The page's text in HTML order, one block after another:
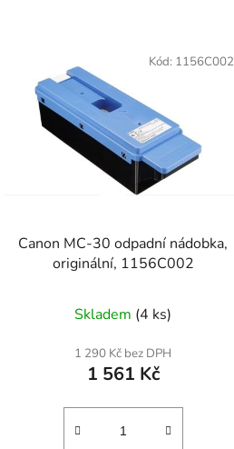
Canon MC-30 odpadní nádobka,
originální, 1156C002
Skladem (4 ks)
1 290 Kč bez DPH
1 561 Kč
Kód: 1156C002